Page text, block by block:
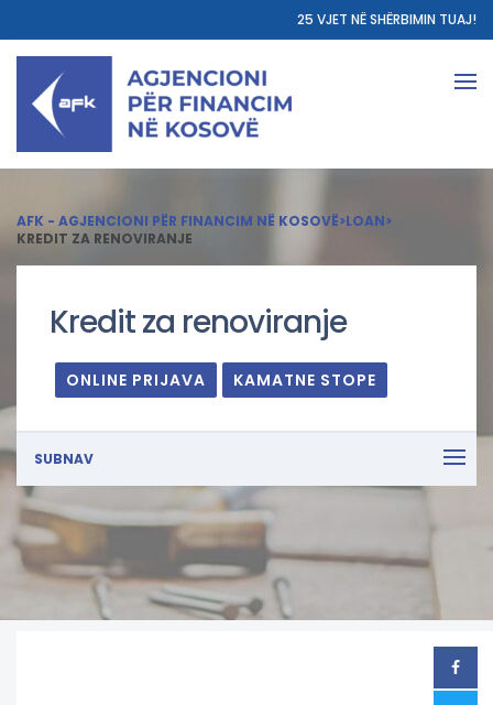
25 VJET NË SHËRBIMIN TUAJ!
AFK - AGJENCIONI PËR FINANCIM NË KOSOVË>LOAN>
KREDIT ZA RENOVIRANJE
Kredit za renoviranje
ONLINE PRIJAVA KAMATNE STOPE
SUBNAV